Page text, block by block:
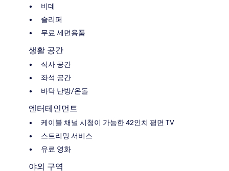
비데
슬리퍼
무료 세면용품
생활 공간
식사 공간
좌석 공간
바닥 난방/온돌
엔터테인먼트
케이블 채널 시청이 가능한 42인치 평면 TV
스트리밍 서비스
유료 영화
야외 구역